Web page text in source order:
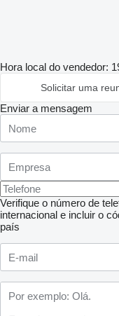
Hora local do vendedor:
Solicitar uma
Enviar a mensagem
Verifique o número de
internacional e incluir o
país